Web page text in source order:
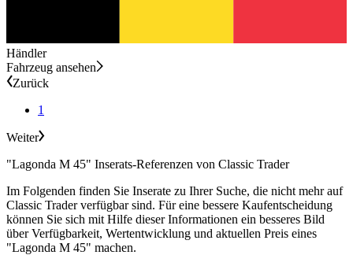
Händler
Fahrzeug ansehen
Zurück
1
Weiter
"Lagonda M 45" Inserats-Referenzen von Classic Trader
Im Folgenden finden Sie Inserate zu Ihrer Suche, die nicht mehr auf
Classic Trader verfügbar sind. Für eine bessere Kaufentscheidung
können Sie sich mit Hilfe dieser Informationen ein besseres Bild
über Verfügbarkeit, Wertentwicklung und aktuellen Preis eines
"Lagonda M 45" machen.